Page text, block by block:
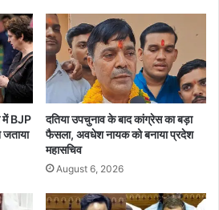
में BJP
जताया
दतिया उपचुनाव के बाद कांग्रेस का बड़ा
फैसला, अवधेश नायक को बनाया प्रदेश
महासचिव
August 6, 2026